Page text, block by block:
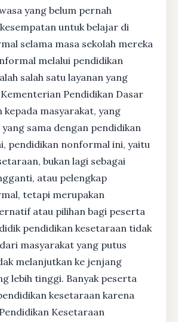
yang belum pernah
untuk belajar di
selama masa sekolah mereka
melalui pendidikan
salah satu layanan yang
Pendidikan Dasar
kepada masyarakat, yang
sama dengan pendidikan
pendidikan nonformal ini, yaitu
bukan lagi sebagai
atau pelengkap
tetapi merupakan
atau pilihan bagi peserta
pendidikan kesetaraan tidak
masyarakat yang putus
melanjutkan ke jenjang
lebih tinggi. Banyak peserta
kesetaraan karena
Kesetaraan